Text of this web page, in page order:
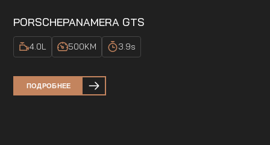
PORSCHEPANAMERA GTS
4.0L 500KM 3.9s
ПОДРОБНЕЕ